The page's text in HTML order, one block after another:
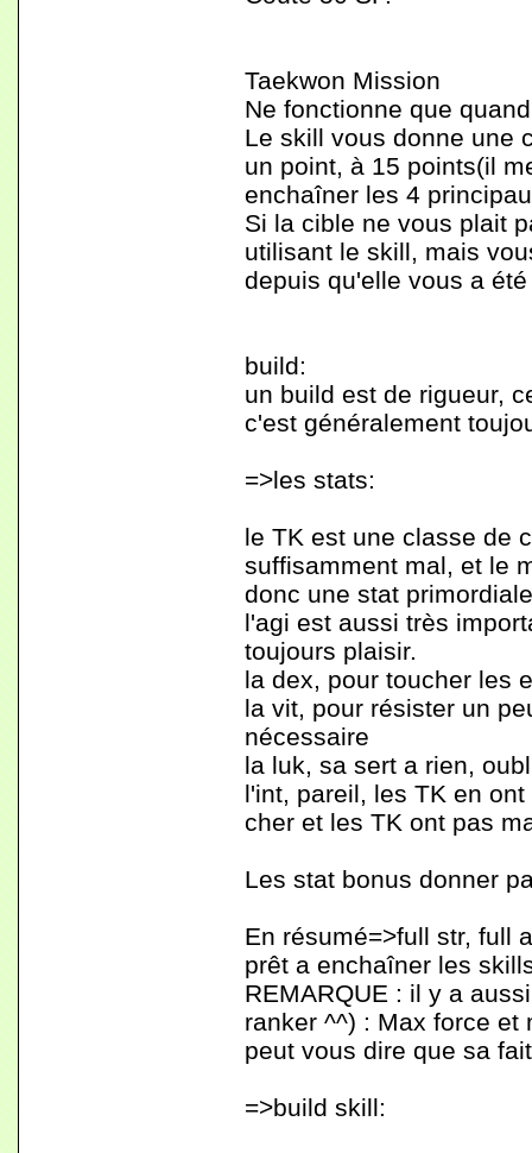
Taekwon Mission
Ne fonctionne que
Le skill vous donne une
un point, à 15 points(il
enchaîner les 4
Si la cible ne vous plait
utilisant le skill, mais
depuis qu'elle vous a
build:
un build est de rigueur,
c'est généralement
=>les stats:
le TK est une classe de
suffisamment mal, et le
donc une stat
l'agi est aussi très
toujours plaisir.
la dex, pour toucher les
la vit, pour résister un
nécessaire
la luk, sa sert a rien,
l'int, pareil, les TK en
cher et les TK ont pas
Les stat bonus donner
En résumé=>full str, full
prêt a enchaîner les
REMARQUE : il y a
ranker ^^) : Max force
peut vous dire que sa
=>build skill: